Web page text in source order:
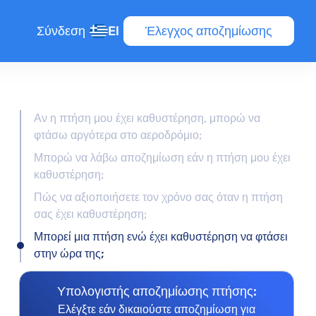
Σύνδεση El Έλεγχος αποζημίωσης
Αν η πτήση μου έχει καθυστέρηση, μπορώ να
φτάσω αργότερα στο αεροδρόμιο;
Μπορώ να λάβω αποζημίωση εάν η πτήση μου έχει
καθυστέρηση;
Πώς να αξιοποιήσετε τον χρόνο σας όταν η πτήση
σας έχει καθυστέρηση;
Μπορεί μια πτήση ενώ έχει καθυστέρηση να φτάσει
στην ώρα της;
Υπολογιστής αποζημίωσης πτήσης:
Ελέγξτε εάν δικαιούστε αποζημίωση για